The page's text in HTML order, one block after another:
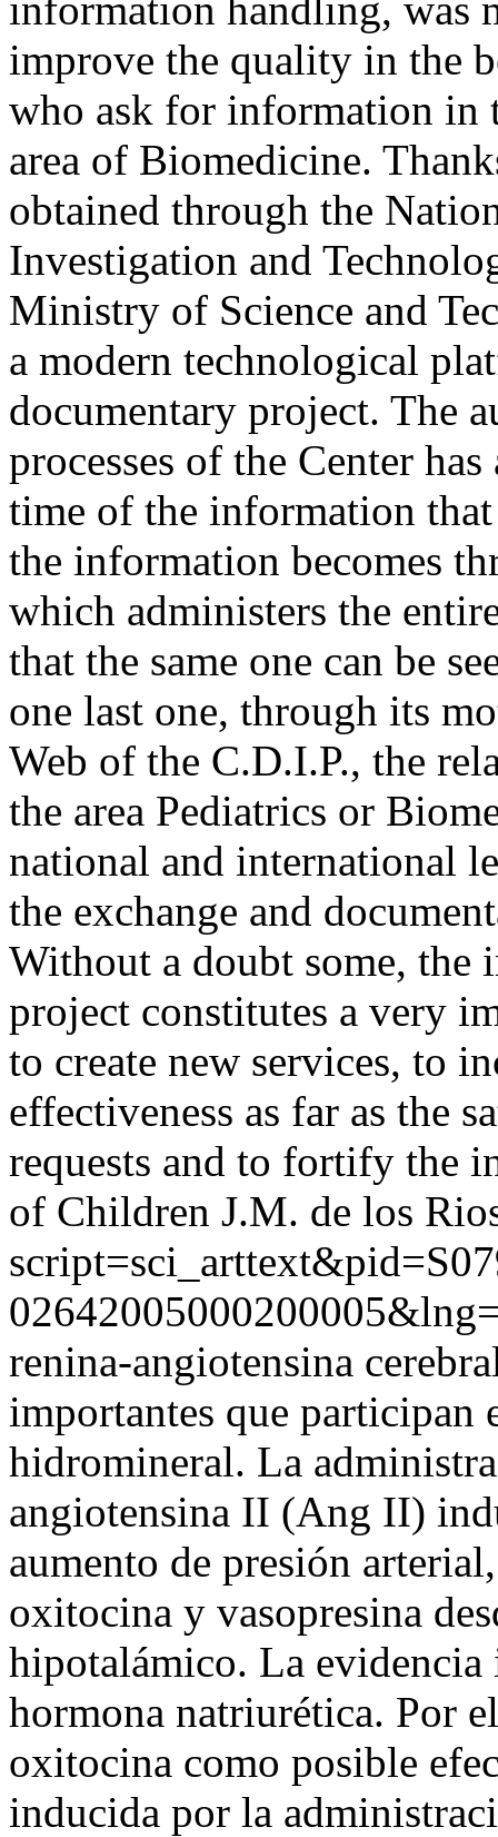
improve the quality in the
who ask for information in
area of Biomedicine.
obtained through the
Investigation and
Ministry of Science and
a modern technological
documentary project. The
processes of the Center
time of the information
the information becomes
which administers the
that the same one can be
one last one, through its
Web of the C.D.I.P., the
the area Pediatrics or
national and international
the exchange and
Without a doubt some, the
project constitutes a very
to create new services, to
effectiveness as far as the
requests and to fortify the
of Children J.M. de los
renina-angiotensina
importantes que participan
hidromineral. La
angiotensina II (Ang II)
aumento de presión
oxitocina y vasopresina
hipotalámico. La
hormona natriurética. Por
oxitocina como posible
inducida por la